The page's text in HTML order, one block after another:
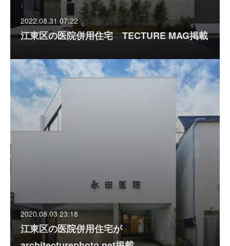
2022.08.31 07:22
江東区の医院併用住宅 TECTURE MAG掲載
2020.08.03 23:18
江東区の医院併用住宅が